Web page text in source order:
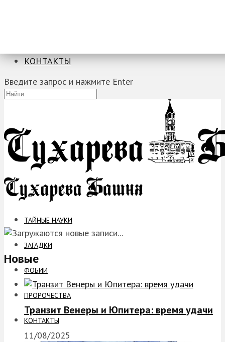
КОНТАКТЫ
Введите запрос и нажмите Enter
ТАЙНЫЕ НАУКИ
ЗАГАДКИ
ФОБИИ
ПРОРОЧЕСТВА
КОНТАКТЫ
Новые
Транзит Венеры и Юпитера: время удачи
11/08/2025